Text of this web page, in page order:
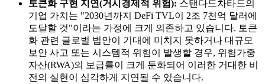
토큰화 구현 지연(거시경제적 위험): 스탠다드차타드의
기업 가치는 "2030년까지 DeFi TVL이 2조 7천억 달러에
도달할 것"이라는 가정에 크게 의존하고 있습니다. 토큰
화 관련 글로벌 법안이 기대에 미치지 못하거나 대규모
보안 사고 또는 시스템적 위험이 발생할 경우, 위험가중
자산(RWA)의 보급률이 크게 둔화되어 이러한 거대한 비
전의 실현이 심각하게 지연될 수 있습니다.